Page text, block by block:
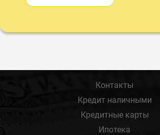
Контакты
Кредит наличными
Кредитные карты
Ипотека